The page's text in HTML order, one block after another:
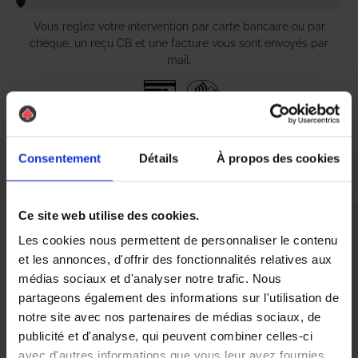
Consentement Détails À propos des cookies
Ce site web utilise des cookies.
Les cookies nous permettent de personnaliser le contenu
et les annonces, d'offrir des fonctionnalités relatives aux
médias sociaux et d'analyser notre trafic. Nous
partageons également des informations sur l'utilisation de
notre site avec nos partenaires de médias sociaux, de
publicité et d'analyse, qui peuvent combiner celles-ci
avec d'autres informations que vous leur avez fournies
Vous réglez votre intervention par carte bancaire ou par
chèque, un reçu CB et une facture vous sont envoyés par
mail.
Vous évaluez la prestation
Vous recevez une demande d’évaluation de votre expérience
avec l’équipe AS DE PIC.
Nous avons pensé à tout
À Amnéville, la lutte contre les nuisibles, en particulier les